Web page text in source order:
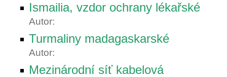
Ismailia, vzdor ochrany lékařské
Autor:
Turmaliny madagaskarské
Autor:
Mezinárodní síť kabelová